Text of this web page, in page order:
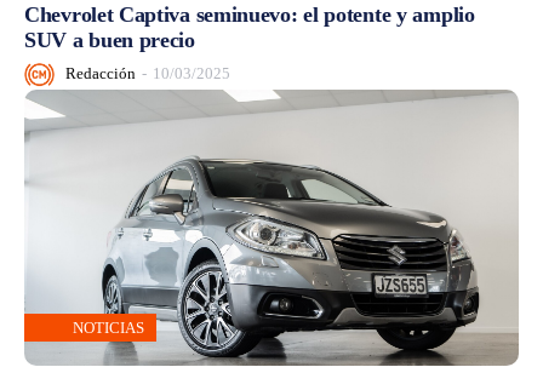
Chevrolet Captiva seminuevo: el potente y amplio
SUV a buen precio
Redacción - 10/03/2025
NOTICIAS